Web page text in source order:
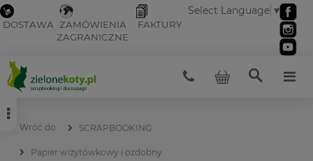
DOSTAWA ZAMÓWIENIA
ZAGRANICZNE
FAKTURY
Select Language ▼
SCRAPBOOKING
Papier wizytówkowy i ozdobny